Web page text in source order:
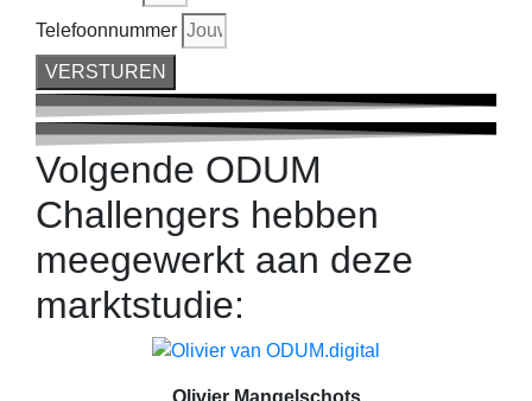
Telefoonnummer
VERSTUREN
Volgende ODUM
Challengers hebben
meegewerkt aan deze
marktstudie:
Olivier Mangelschots